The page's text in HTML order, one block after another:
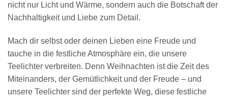
nicht nur Licht und Wärme, sondern auch die Botschaft der
Nachhaltigkeit und Liebe zum Detail.
Mach dir selbst oder deinen Lieben eine Freude und
tauche in die festliche Atmosphäre ein, die unsere
Teelichter verbreiten. Denn Weihnachten ist die Zeit des
Miteinanders, der Gemütlichkeit und der Freude – und
unsere Teelichter sind der perfekte Weg, diese festliche